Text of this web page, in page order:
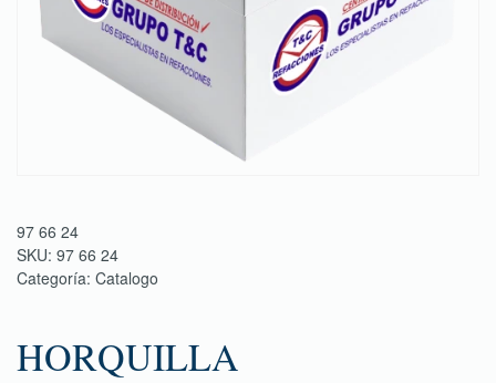
97 66 24
SKU: 97 66 24
Categoría: Catalogo
HORQUILLA